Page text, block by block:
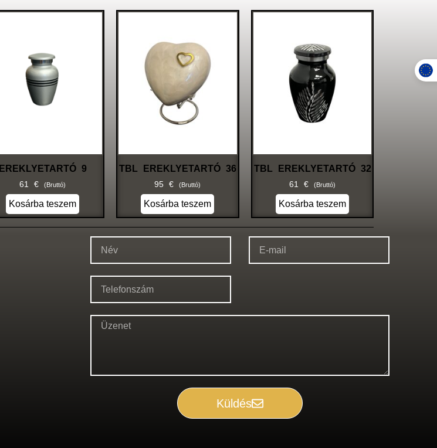
EREKLYETARTÓ 9
61€ (bruttó)
Kosárba teszem
TBL EREKLYETARTÓ 36
95€ (bruttó)
Kosárba teszem
TBL EREKLYETARTÓ 32
61€ (bruttó)
Kosárba teszem
Küldés